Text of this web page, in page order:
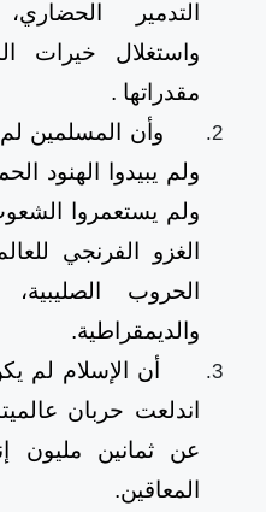
التدمير
واستغلال خيرات
مقدراتها .
وأن المسلمين لم
ولم يبيدوا الهنود
ولم يستعمروا
الغزو الفرنجي
الحروب
والديمقراطية.
أن الإسلام لم
اندلعت حربان
عن ثمانين مليون
المعاقين.